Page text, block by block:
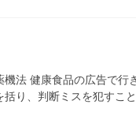
法 健康食品の広告で
り、判断ミスを犯す